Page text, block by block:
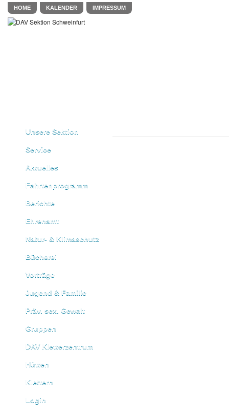
HOME KALENDER IMPRESSUM
Unsere Sektion
Service
Aktuelles
Fahrtenprogramm
Berichte
Ehrenamt
Natur- & Klimaschutz
Bücherei
Vorträge
Jugend & Familie
Präv. sex. Gewalt
Gruppen
DAV Kletterzentrum
Hütten
Klettern
Login